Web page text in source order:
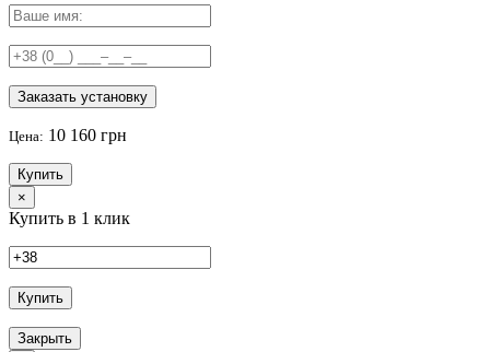
Заказать установку
Цена: 10 160 грн
Купить
×
Купить в 1 клик
Купить
Закрыть